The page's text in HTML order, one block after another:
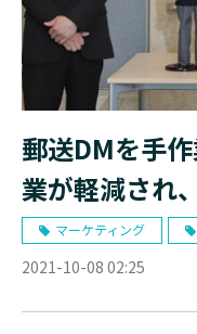
郵送DMを手
業が軽減され
ように
マーケティング
2021-10-08 02:25